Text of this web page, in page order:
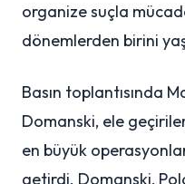
organize suçla
dönemlerden birini
Basın toplantısında
Domanski, ele
en büyük
getirdi. Domanski,